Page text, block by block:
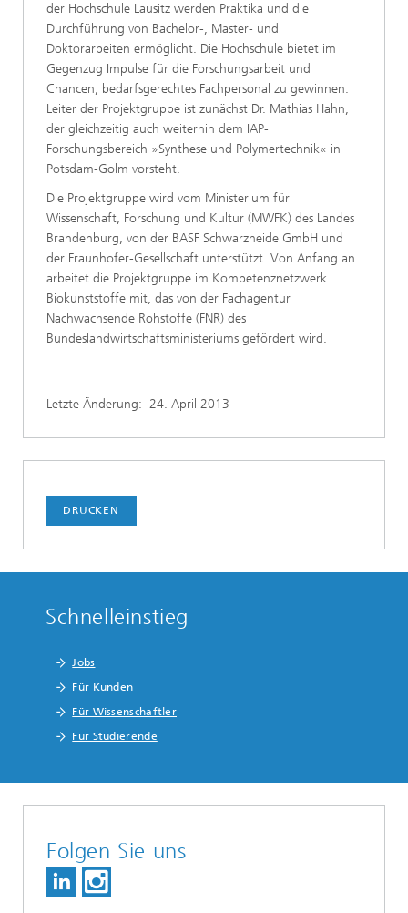
der Hochschule Lausitz werden Praktika und die
Durchführung von Bachelor-, Master- und
Doktorarbeiten ermöglicht. Die Hochschule bietet im
Gegenzug Impulse für die Forschungsarbeit und
Chancen, bedarfsgerechtes Fachpersonal zu gewinnen.
Leiter der Projektgruppe ist zunächst Dr. Mathias Hahn,
der gleichzeitig auch weiterhin dem IAP-
Forschungsbereich »Synthese und Polymertechnik« in
Potsdam-Golm vorsteht.
Die Projektgruppe wird vom Ministerium für
Wissenschaft, Forschung und Kultur (MWFK) des Landes
Brandenburg, von der BASF Schwarzheide GmbH und
der Fraunhofer-Gesellschaft unterstützt. Von Anfang an
arbeitet die Projektgruppe im Kompetenznetzwerk
Biokunststoffe mit, das von der Fachagentur
Nachwachsende Rohstoffe (FNR) des
Bundeslandwirtschaftsministeriums gefördert wird.
Letzte Änderung: 24. April 2013
DRUCKEN
Schnelleinstieg
Jobs
Für Kunden
Für Wissenschaftler
Für Studierende
Folgen Sie uns